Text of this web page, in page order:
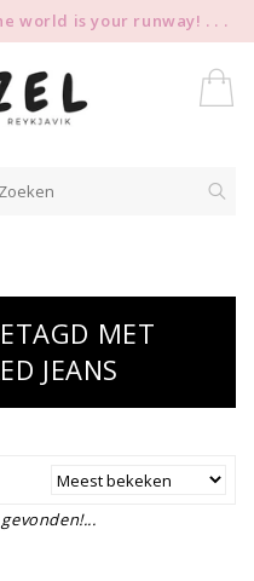
world is your runway! . . .
MET
JEANS